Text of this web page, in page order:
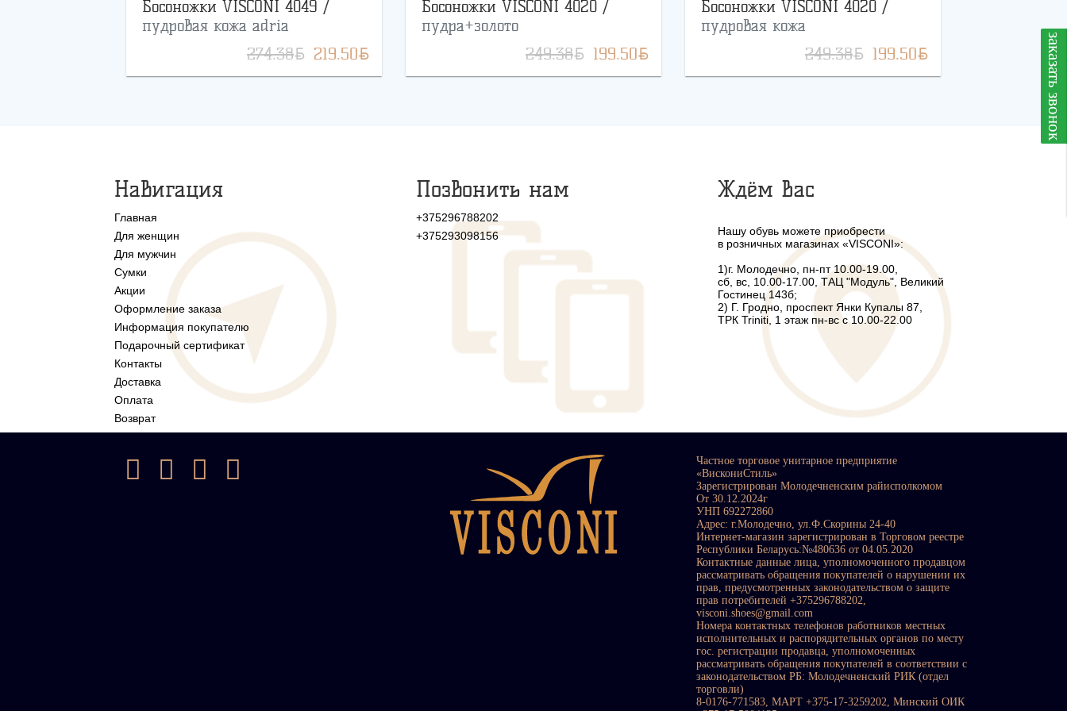
Босоножки VISCONI 4049 /
пудровая кожа adria
274.38BYN 219.50BYN
Босоножки VISCONI 4020 /
пудра+золото
249.38BYN 199.50BYN
Босоножки VISCONI 4020 /
пудровая кожа
249.38BYN 199.50BYN заказать звонок
Навигация
Главная
Для женщин
Для мужчин
Сумки
Акции
Оформление заказа
Информация покупателю
Подарочный сертификат
Контакты
Доставка
Оплата
Возврат
Позвонить нам
+375296788202
+375293098156
Ждём Вас
Нашу обувь можете приобрести
в розничных магазинах «VISCONI»:
1)г. Молодечно, пн-пт 10.00-19.00,
сб, вс, 10.00-17.00, ТАЦ "Модуль", Великий
Гостинец 143б;
2) Г. Гродно, проспект Янки Купалы 87,
ТРК Triniti, 1 этаж пн-вс с 10.00-22.00
Частное торговое унитарное предприятие
«ВискониСтиль»
Зарегистрирован Молодечненским райисполкомом
От 30.12.2024г
УНП 692272860
Адрес: г.Молодечно, ул.Ф.Скорины 24-40
Интернет-магазин зарегистрирован в Торговом реестре
Республики Беларусь:№480636 от 04.05.2020
Контактные данные лица, уполномоченного продавцом
рассматривать обращения покупателей о нарушении их
прав, предусмотренных законодательством о защите
прав потребителей +375296788202,
visconi.shoes@gmail.com
Номера контактных телефонов работников местных
исполнительных и распорядительных органов по месту
гос. регистрации продавца, уполномоченных
рассматривать обращения покупателей в соответствии с
законодательством РБ: Молодечненский РИК (отдел
торговли)
8-0176-771583, МАРТ +375-17-3259202, Минский ОИК